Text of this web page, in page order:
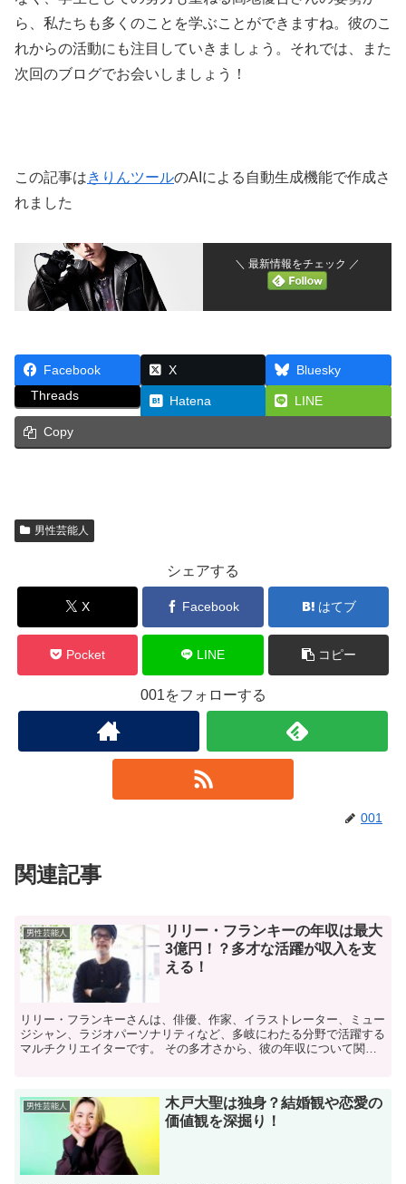
ら、私たちも多くのことを学ぶことができますね。彼のこ
れからの活動にも注目していきましょう。それでは、また
次回のブログでお会いしましょう！
この記事はきりんツールのAIによる自動生成機能で作成さ
れました
＼ 最新情報をチェック ／
Facebook X
Bluesky
Threads
Hatena LINE
Copy
男性芸能人
シェアする
X Facebook はてブ
Pocket LINE コピー
001をフォローする
001
関連記事
男性芸能人
リリー・フランキーの年収は最大
3億円！？多才な活躍が収入を支
える！
リリー・フランキーさんは、俳優、作家、イラストレーター、ミュー
ジシャン、ラジオパーソナリティなど、多岐にわたる分野で活躍する
マルチクリエイターです。​ その多才さから、彼の年収について関心
男性芸能人
木戸大聖は独身？結婚観や恋愛の
価値観を深掘り！